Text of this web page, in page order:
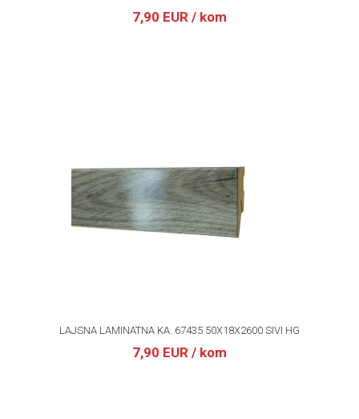
7,90 EUR / kom
LAJSNA LAMINATNA KA. 67435 50X18X2600 SIVI HG
7,90 EUR / kom